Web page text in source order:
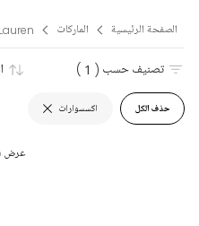
الصفحة الرئيسية الماركات
حذف الكل اكسسوارات
تصنيف حسب ( 1 )
عرض